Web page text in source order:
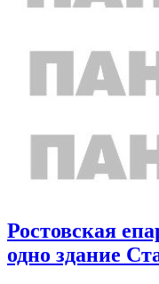
Ростовская
одно здание